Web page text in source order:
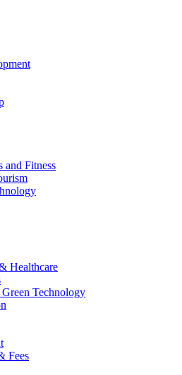
and Fitness
Healthcare
Technology
Fees